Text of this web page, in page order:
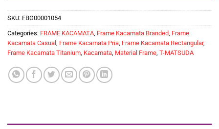
SKU: FBG00001054
Categories: FRAME KACAMATA, Frame Kacamata Branded, Frame
Kacamata Casual , Frame Kacamata Pria, Frame Kacamata Rectangular,
Frame Kacamata Titanium, Kacamata, Material Frame, T-MATSUDA